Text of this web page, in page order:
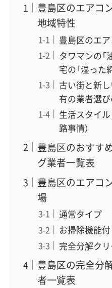
豊島区のエアコ
地域特性
豊島区のエ
タワマンの「
宅の「湿った
古い街と新
有の業者選
生活スタイ
路事情）
豊島区のおすす
グ業者一覧表
豊島区のエアコ
場
通常タイプ
お掃除機能付
完全分解ク
豊島区の完全分
者一覧表